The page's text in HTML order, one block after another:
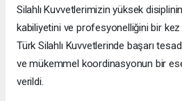
Silahlı Kuvvetlerimizin yüksek
kabiliyetini ve profesyonelliğini bir
Türk Silahlı Kuvvetlerinde başarı
ve mükemmel koordinasyonun bir
verildi.